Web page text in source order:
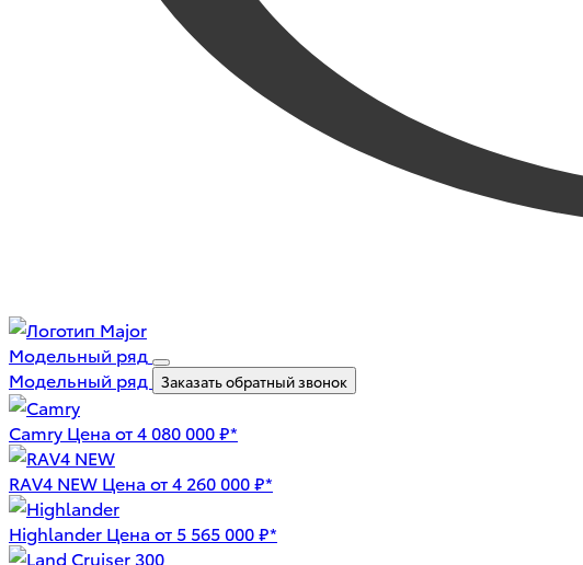
Модельный ряд
Модельный ряд
Заказать обратный звонок
Camry Цена от 4 080 000 ₽*
RAV4 NEW Цена от 4 260 000 ₽*
Highlander Цена от 5 565 000 ₽*